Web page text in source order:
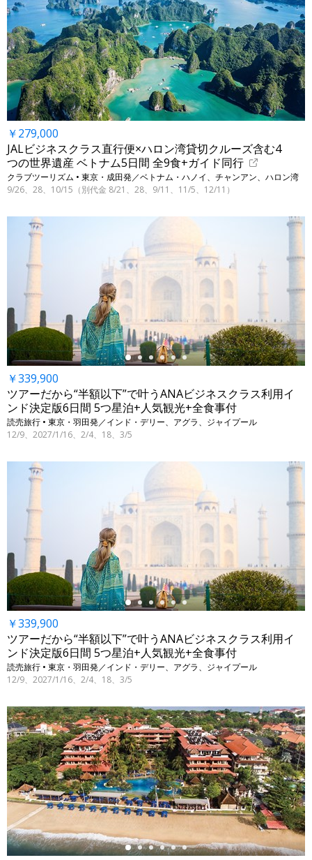
￥279,000
JALビジネスクラス直行便×ハロン湾貸切クルーズ含む4
つの世界遺産 ベトナム5日間 全9食+ガイド同行
クラブツーリズム • 東京・成田発／ベトナム・ハノイ、チャンアン、ハロン湾
9/26、28、10/15（別代金 8/21、28、9/11、11/5、12/11）
←
￥339,900
ツアーだから“半額以下”で叶うANAビジネスクラス利用イ
ンド決定版6日間 5つ星泊+人気観光+全食事付
読売旅行 • 東京・羽田発／インド・デリー、アグラ、ジャイプール
12/9、2027/1/16、2/4、18、3/5
←
￥339,900
ツアーだから“半額以下”で叶うANAビジネスクラス利用イ
ンド決定版6日間 5つ星泊+人気観光+全食事付
読売旅行 • 東京・羽田発／インド・デリー、アグラ、ジャイプール
12/9、2027/1/16、2/4、18、3/5
←